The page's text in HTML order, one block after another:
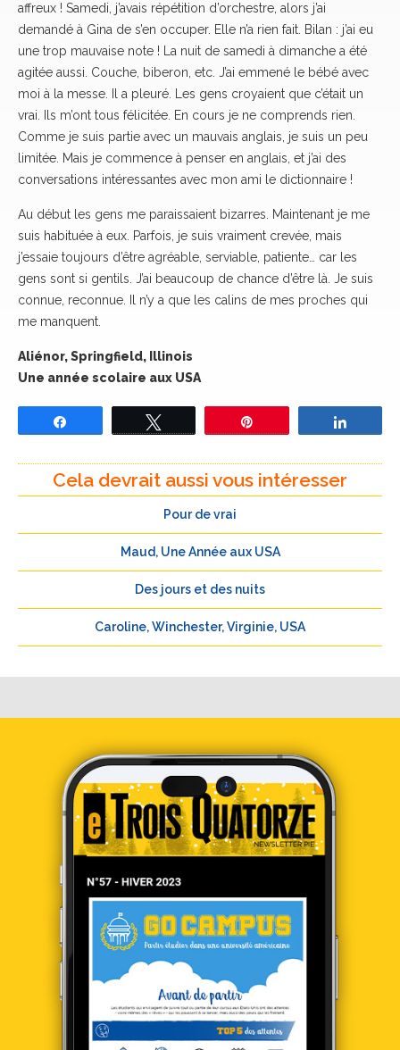
affreux ! Samedi, j’avais répétition d’orchestre, alors j’ai
demandé à Gina de s’en occuper. Elle n’a rien fait. Bilan : j’ai eu
une trop mauvaise note ! La nuit de samedi à dimanche a été
agitée aussi. Couche, biberon, etc. J’ai emmené le bébé avec
moi à la messe. Il a pleuré. Les gens croyaient que c’était un
vrai. Ils m’ont tous félicitée. En cours je ne comprends rien.
Comme je suis partie avec un mauvais anglais, je suis un peu
limitée. Mais je commence à penser en anglais, et j’ai des
conversations intéressantes avec mon ami le dictionnaire !
Au début les gens me paraissaient bizarres. Maintenant je me
suis habituée à eux. Parfois, je suis vraiment crevée, mais
j’essaie toujours d’être agréable, serviable, patiente… car les
gens sont si gentils. J’ai beaucoup de chance d’être là. Je suis
connue, reconnue. Il n’y a que les calins de mes proches qui
me manquent.
Aliénor, Springfield, Illinois
Une année scolaire aux USA
Cela devrait aussi vous intéresser
Pour de vrai
Maud, Une Année aux USA
Des jours et des nuits
Caroline, Winchester, Virginie, USA